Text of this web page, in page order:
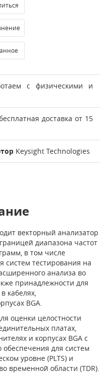
с физическими и
доставка от 15
Keysight Technologies
векторный анализатор
диапазона частот
в том числе
систем тестирования на
анализа во
принадлежности для
кабелях,
BGA.
оценки целостности
платах,
и корпусах BGA с
для систем
уровне (PLTS) и
временной области (TDR).